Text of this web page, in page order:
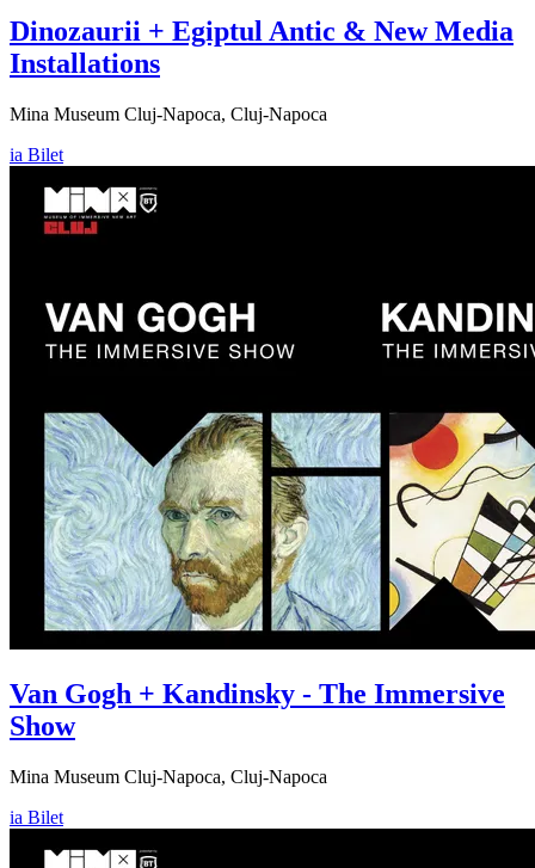
Dinozaurii + Egiptul Antic & New Media
Installations
Mina Museum Cluj-Napoca, Cluj-Napoca
ia Bilet
Van Gogh + Kandinsky - The Immersive
Show
Mina Museum Cluj-Napoca, Cluj-Napoca
ia Bilet